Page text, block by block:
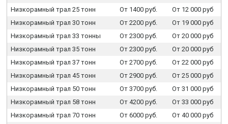
Низкорамный трал 25 тонн
От 1400 руб.
От 12 000 руб
Низкорамный трал 30 тонн
От 2200 руб.
От 19 000 руб
Низкорамный трал 33 тонны
От 2300 руб.
От 20 000 руб
Низкорамный трал 35 тонн
От 2300 руб.
От 20 000 руб
Низкорамный трал 37 тонн
От 2700 руб.
От 22 000 руб
Низкорамный трал 45 тонн
От 2900 руб.
От 25 000 руб
Низкорамный трал 50 тонн
От 3700 руб.
От 31 000 руб
Низкорамный трал 58 тонн
От 4200 руб.
От 33 000 руб
Низкорамный трал 70 тонн
От 6000 руб.
От 40 000 руб